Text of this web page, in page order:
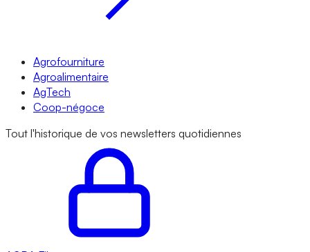
Agrofourniture
Agroalimentaire
AgTech
Coop-négoce
Tout l'historique de vos newsletters quotidiennes